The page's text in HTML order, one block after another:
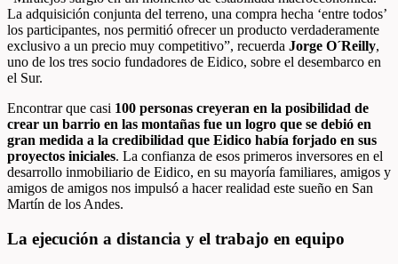
La adquisición conjunta del terreno, una compra hecha ‘entre todos’
los participantes, nos permitió ofrecer un producto verdaderamente
exclusivo a un precio muy competitivo”, recuerda Jorge O´Reilly,
uno de los tres socio fundadores de Eidico, sobre el desembarco en
el Sur.
Encontrar que casi 100 personas creyeran en la posibilidad de
crear un barrio en las montañas fue un logro que se debió en
gran medida a la credibilidad que Eidico había forjado en sus
proyectos iniciales. La confianza de esos primeros inversores en el
desarrollo inmobiliario de Eidico, en su mayoría familiares, amigos y
amigos de amigos nos impulsó a hacer realidad este sueño en San
Martín de los Andes.
La ejecución a distancia y el trabajo en equipo